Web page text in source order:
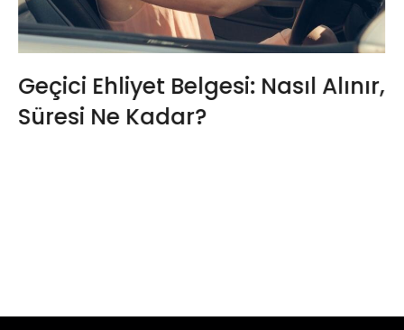
Geçici Ehliyet Belgesi: Nasıl Alınır,
Süresi Ne Kadar?